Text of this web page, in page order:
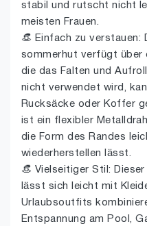
stabil und rutscht nicht
meisten Frauen.
👒 Einfach zu verstauen:
sommerhut verfügt über
die das Falten und
nicht verwendet wird,
Rucksäcke oder Koffer
ist ein flexibler
die Form des Randes
wiederherstellen lässt.
👒 Vielseitiger Stil:
lässt sich leicht mit
Urlaubsoutfits
Entspannung am Pool,